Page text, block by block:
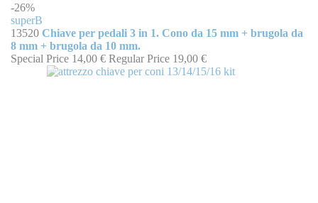
-26%
superB
13520 Chiave per pedali 3 in 1. Cono da 15 mm + brugola da
8 mm + brugola da 10 mm.
Special Price 14,00 € Regular Price 19,00 €